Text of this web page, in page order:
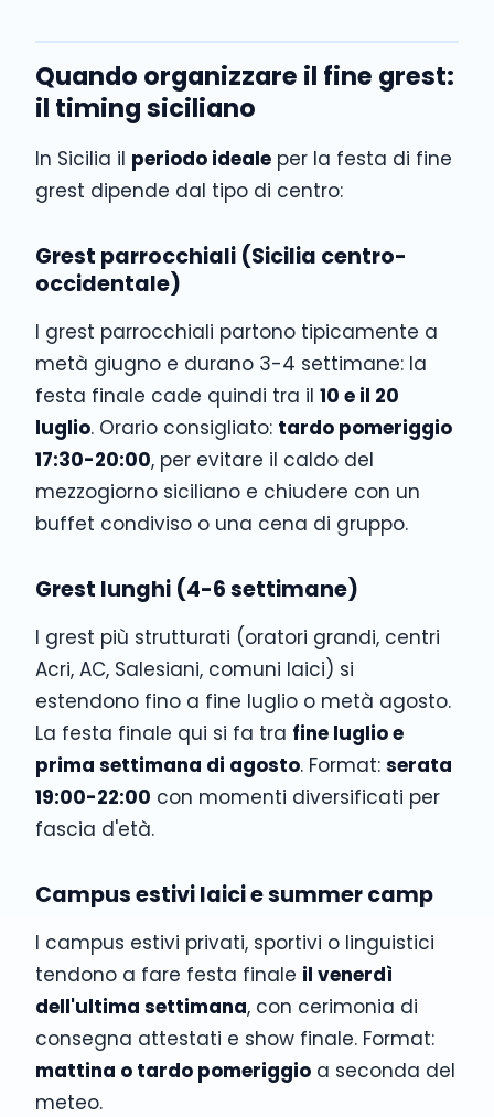
Quando organizzare il fine grest:
il timing siciliano
In Sicilia il periodo ideale per la festa di fine
grest dipende dal tipo di centro:
Grest parrocchiali (Sicilia centro-
occidentale)
I grest parrocchiali partono tipicamente a
metà giugno e durano 3-4 settimane: la
festa finale cade quindi tra il 10 e il 20
luglio. Orario consigliato: tardo pomeriggio
17:30-20:00, per evitare il caldo del
mezzogiorno siciliano e chiudere con un
buffet condiviso o una cena di gruppo.
Grest lunghi (4-6 settimane)
I grest più strutturati (oratori grandi, centri
Acri, AC, Salesiani, comuni laici) si
estendono fino a fine luglio o metà agosto.
La festa finale qui si fa tra fine luglio e
prima settimana di agosto. Format: serata
19:00-22:00 con momenti diversificati per
fascia d'età.
Campus estivi laici e summer camp
I campus estivi privati, sportivi o linguistici
tendono a fare festa finale il venerdì
dell'ultima settimana, con cerimonia di
consegna attestati e show finale. Format:
mattina o tardo pomeriggio a seconda del
meteo.